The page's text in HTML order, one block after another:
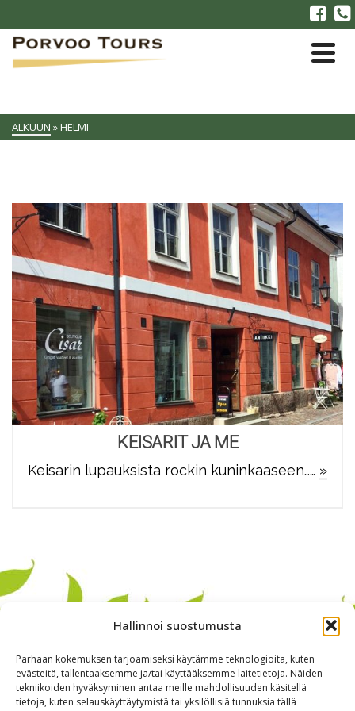
Hallinnoi suostumusta
Parhaan kokemuksen tarjoamiseksi käytämme teknologioita, kuten
evästeitä, tallentaaksemme ja/tai käyttääksemme laitetietoja. Näiden
tekniikoiden hyväksyminen antaa meille mahdollisuuden käsitellä
tietoja, kuten selauskäyttäytymistä tai yksilöllisiä tunnuksia tällä
ALKUUN »HELMI
KEISARIT JA ME
Keisarin lupauksista rockin kuninkaaseen…… »